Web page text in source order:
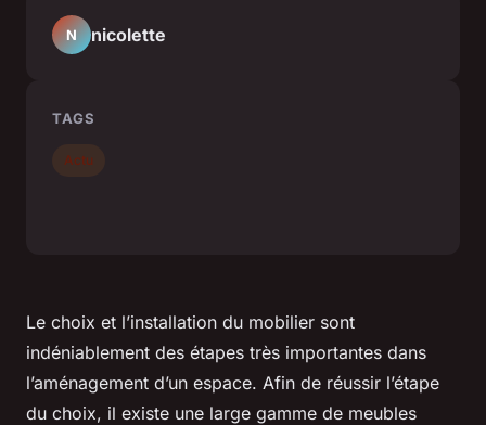
Le choix et l’installation du mobilier sont
indéniablement des étapes très importantes dans
l’aménagement d’un espace. Afin de réussir l’étape
du choix, il existe une large gamme de meubles
N nicolette
TAGS
Actu